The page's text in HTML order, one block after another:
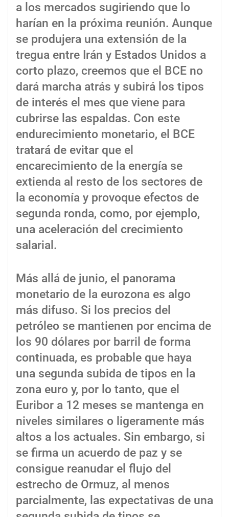
a los mercados sugiriendo que lo
harían en la próxima reunión. Aunque
se produjera una extensión de la
tregua entre Irán y Estados Unidos a
corto plazo, creemos que el BCE no
dará marcha atrás y subirá los tipos
de interés el mes que viene para
cubrirse las espaldas. Con este
endurecimiento monetario, el BCE
tratará de evitar que el
encarecimiento de la energía se
extienda al resto de los sectores de
la economía y provoque efectos de
segunda ronda, como, por ejemplo,
una aceleración del crecimiento
salarial.
Más allá de junio, el panorama
monetario de la eurozona es algo
más difuso. Si los precios del
petróleo se mantienen por encima de
los 90 dólares por barril de forma
continuada, es probable que haya
una segunda subida de tipos en la
zona euro y, por lo tanto, que el
Euribor a 12 meses se mantenga en
niveles similares o ligeramente más
altos a los actuales. Sin embargo, si
se firma un acuerdo de paz y se
consigue reanudar el flujo del
estrecho de Ormuz, al menos
parcialmente, las expectativas de una